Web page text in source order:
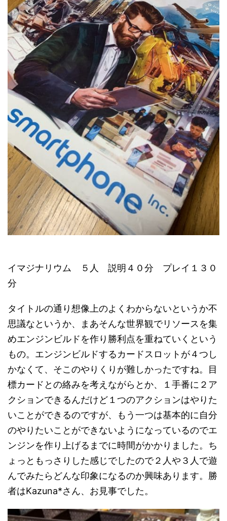
イマジナリウム ５人 説明４０分 プレイ１３０
分
タイトルの通り想像上のよくわからないというか不
思議なというか、まあそんな世界観でリソースを集
めエンジンビルドを作り勝利点を重ねていくという
もの。エンジンビルドするカードスロットが４つし
かなくて、そこのやりくりが難しかったですね。目
標カードとの絡みを考えながらとか、１手番に２ア
クションできるんだけど１つのアクションはやりた
いことができるのですが、もう一つは基本的に自分
のやりたいことができないようになっているのでエ
ンジンを作り上げるまでに時間がかかりました。ち
ょっともっさりした感じでしたので２人や３人で遊
んでみたらどんな印象になるのか興味あります。勝
者はKazuna*さん、お見事でした。